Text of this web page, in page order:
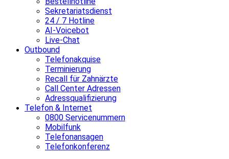
Sekretariatsdienst
24 / 7 Hotline
AI-Voicebot
Live-Chat
Outbound
Telefonakquise
Terminierung
Recall für Zahnärzte
Call Center Adressen
Adressqualifizierung
Telefon & Internet
0800 Servicenummern
Mobilfunk
Telefonansagen
Telefonkonferenz